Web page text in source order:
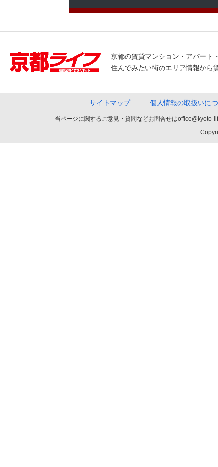
京都の賃貸マンション・アパート
住んでみたい街のエリア情報から
サイトマップ 個人情報の取扱いに
当ページに関するご意見・質問などお問合せは